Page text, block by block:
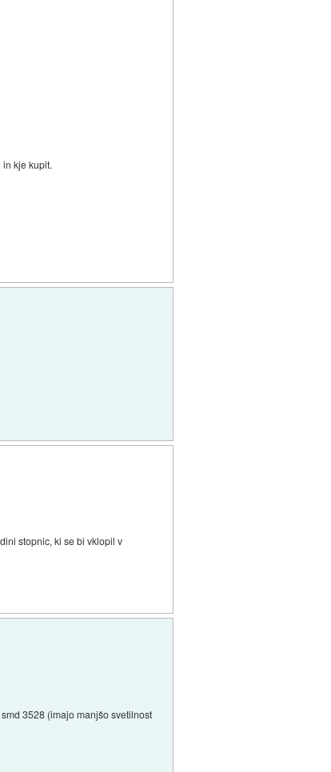
kje kupit.
stopnic, ki se bi vklopil v
3528 (imajo manjšo svetilnost